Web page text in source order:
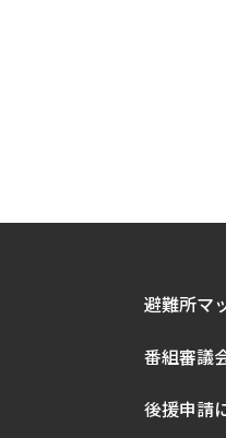
避難所マ
番組審議
後援申請